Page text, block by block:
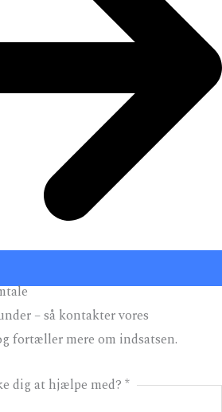
– så kontakter vores
fortæller mere om indsatsen.
dig at hjælpe med?*